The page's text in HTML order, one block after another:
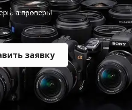
а проверь!
заявку